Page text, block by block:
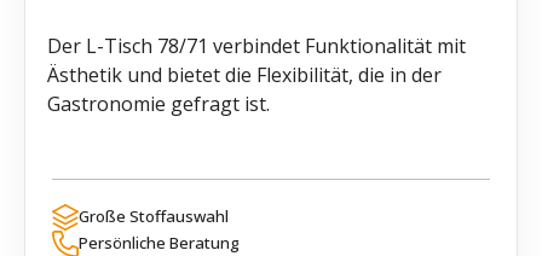
Der L-Tisch 78/71 verbindet Funktionalität mit
Ästhetik und bietet die Flexibilität, die in der
Gastronomie gefragt ist.
Große Stoffauswahl
Persönliche Beratung